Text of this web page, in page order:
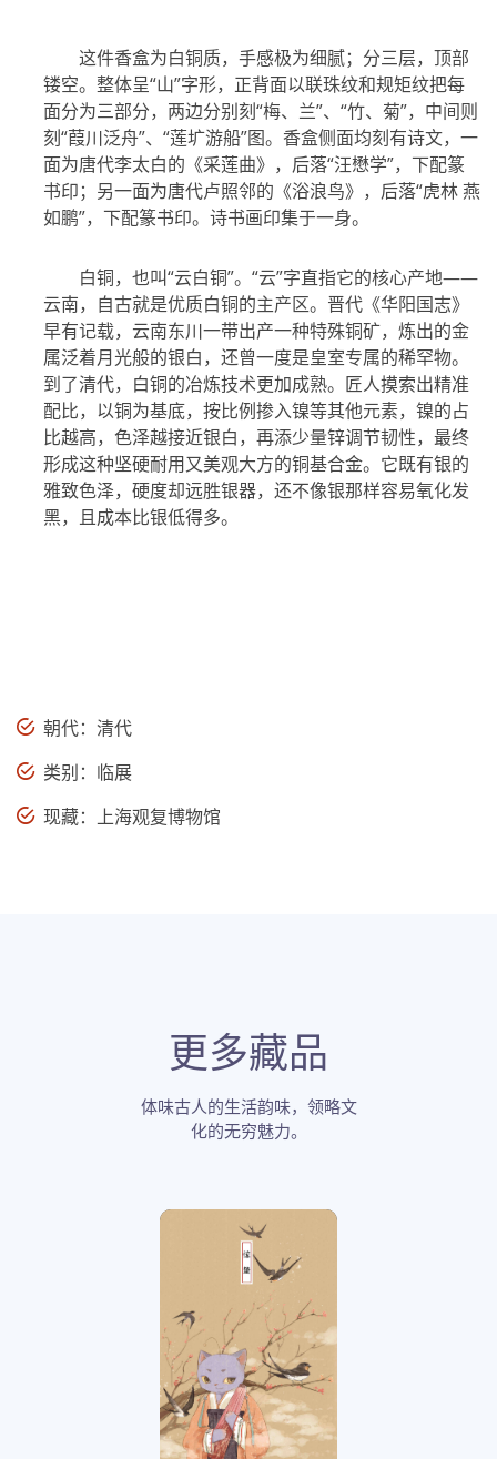
这件香盒为白铜质，手感极为细腻；分三层，顶部
镂空。整体呈“山”字形，正背面以联珠纹和规矩纹把每
面分为三部分，两边分别刻“梅、兰”、“竹、菊”，中间则
刻“葭川泛舟”、“莲圹游船”图。香盒侧面均刻有诗文，一
面为唐代李太白的《采莲曲》，后落“汪懋学”，下配篆
书印；另一面为唐代卢照邻的《浴浪鸟》，后落“虎林 燕
如鹏”，下配篆书印。诗书画印集于一身。
白铜，也叫“云白铜”。“云”字直指它的核心产地——
云南，自古就是优质白铜的主产区。晋代《华阳国志》
早有记载，云南东川一带出产一种特殊铜矿，炼出的金
属泛着月光般的银白，还曾一度是皇室专属的稀罕物。
到了清代，白铜的冶炼技术更加成熟。匠人摸索出精准
配比，以铜为基底，按比例掺入镍等其他元素，镍的占
比越高，色泽越接近银白，再添少量锌调节韧性，最终
形成这种坚硬耐用又美观大方的铜基合金。它既有银的
雅致色泽，硬度却远胜银器，还不像银那样容易氧化发
黑，且成本比银低得多。
朝代：清代
类别：临展
现藏：上海观复博物馆
更多藏品
体味古人的生活韵味，领略文
化的无穷魅力。